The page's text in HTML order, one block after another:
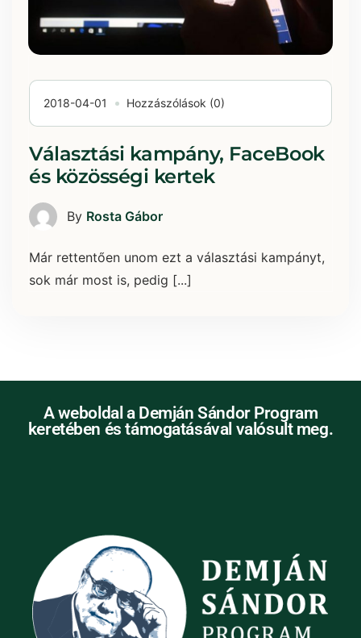
2018-04-01 Hozzászólások (0)
Választási kampány, FaceBook
és közösségi kertek
By Rosta Gábor
Már rettentően unom ezt a választási kampányt,
sok már most is, pedig [...]
A weboldal a Demján Sándor Program
keretében és támogatásával valósult meg.